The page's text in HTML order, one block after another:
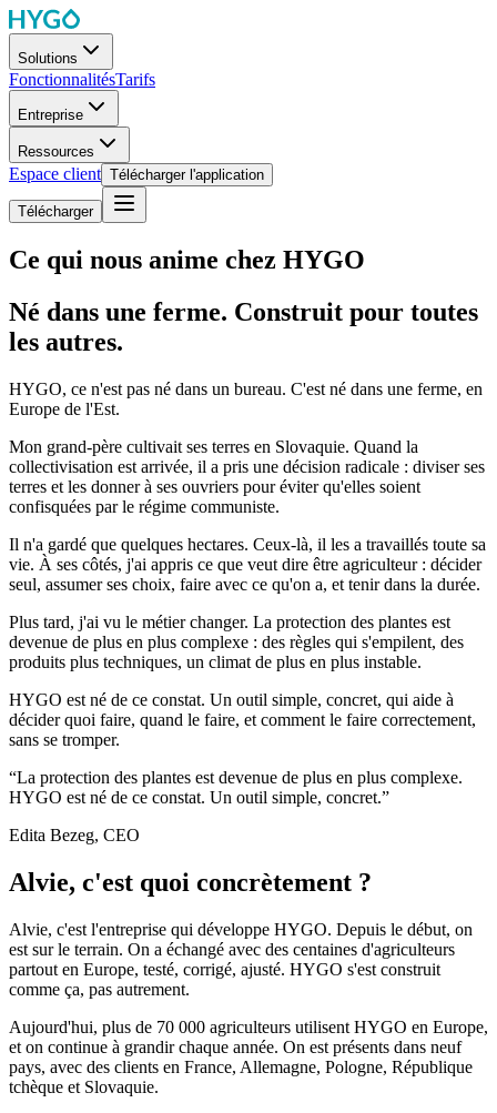
Solutions
FonctionnalitésTarifs
Entreprise
Ressources
Espace client Télécharger l'application
Télécharger
Ce qui nous anime chez HYGO
Né dans une ferme. Construit pour toutes
les autres.
HYGO, ce n'est pas né dans un bureau. C'est né dans une ferme, en
Europe de l'Est.
Mon grand-père cultivait ses terres en Slovaquie. Quand la
collectivisation est arrivée, il a pris une décision radicale : diviser ses
terres et les donner à ses ouvriers pour éviter qu'elles soient
confisquées par le régime communiste.
Il n'a gardé que quelques hectares. Ceux-là, il les a travaillés toute sa
vie. À ses côtés, j'ai appris ce que veut dire être agriculteur : décider
seul, assumer ses choix, faire avec ce qu'on a, et tenir dans la durée.
Plus tard, j'ai vu le métier changer. La protection des plantes est
devenue de plus en plus complexe : des règles qui s'empilent, des
produits plus techniques, un climat de plus en plus instable.
HYGO est né de ce constat. Un outil simple, concret, qui aide à
décider quoi faire, quand le faire, et comment le faire correctement,
sans se tromper.
“La protection des plantes est devenue de plus en plus complexe.
HYGO est né de ce constat. Un outil simple, concret.”
Edita Bezeg, CEO
Alvie, c'est quoi concrètement ?
Alvie, c'est l'entreprise qui développe HYGO. Depuis le début, on
est sur le terrain. On a échangé avec des centaines d'agriculteurs
partout en Europe, testé, corrigé, ajusté. HYGO s'est construit
comme ça, pas autrement.
Aujourd'hui, plus de 70 000 agriculteurs utilisent HYGO en Europe,
et on continue à grandir chaque année. On est présents dans neuf
pays, avec des clients en France, Allemagne, Pologne, République
tchèque et Slovaquie.